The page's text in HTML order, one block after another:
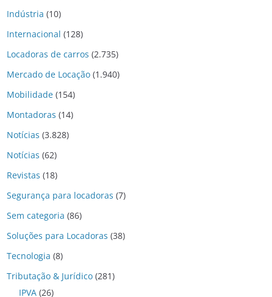
Indústria (10)
Internacional (128)
Locadoras de carros (2.735)
Mercado de Locação (1.940)
Mobilidade (154)
Montadoras (14)
Notícias (3.828)
Notícias (62)
Revistas (18)
Segurança para locadoras (7)
Sem categoria (86)
Soluções para Locadoras (38)
Tecnologia (8)
Tributação & Jurídico (281)
IPVA (26)